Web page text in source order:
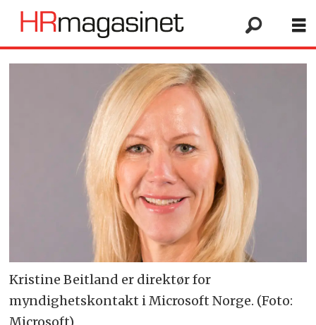
Kristine Beitland er direktør for
myndighetskontakt i Microsoft Norge. (Foto:
Microsoft)